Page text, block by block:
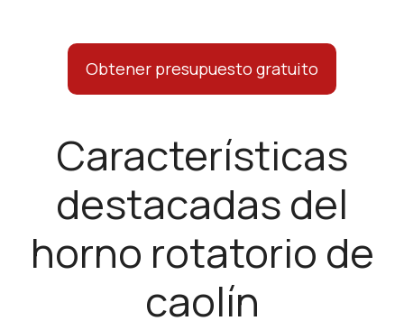
Obtener presupuesto gratuito
Características
destacadas del
horno rotatorio de
caolín